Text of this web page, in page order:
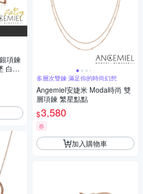
項鍊
白鑽.
多層次雙鍊 滿足你的時尚幻想
Angemiel安婕米 Moda時尚 雙
層項鍊 繁星點點
$3,580
券
加入購物車